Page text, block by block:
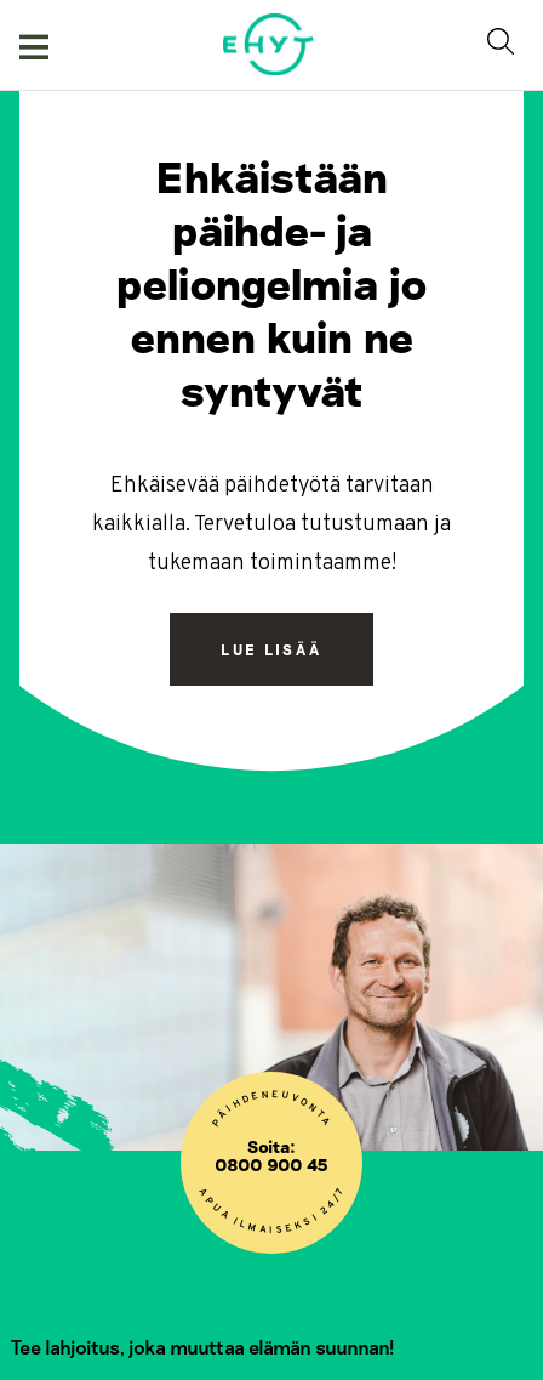
Ehkäistään
päihde- ja
peliongelmia jo
ennen kuin ne
syntyvät
Ehkäisevää päihdetyötä tarvitaan
kaikkialla. Tervetuloa tutustumaan ja
tukemaan toimintaamme!
LUE LISÄÄ
P
ÄIHDE N E U VONT
A
Soita:
0800 900 45
A
P
UA ILM A I SEKSI
24/
7
Tee lahjoitus, joka muuttaa elämän suunnan!